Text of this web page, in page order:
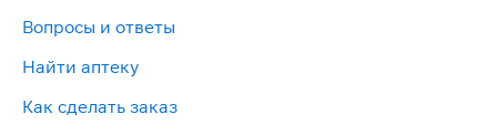
Вопросы и ответы
Найти аптеку
Как сделать заказ